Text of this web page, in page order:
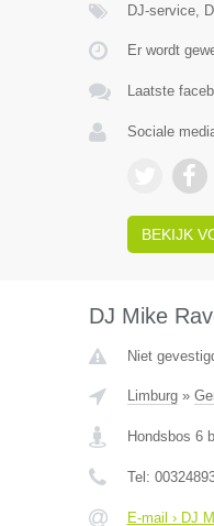
DJ-service,
Er wordt
Laatste
Sociale
BEKIJK
DJ Mike
Niet
Limburg»
Hondsbos 6
Tel:
E-mail › DJ